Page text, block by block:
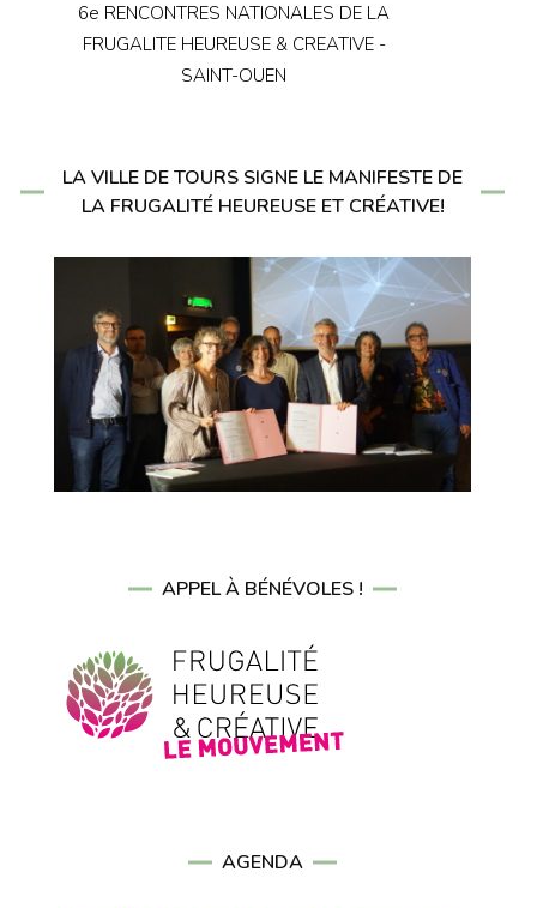
6e RENCONTRES NATIONALES DE LA
FRUGALITE HEUREUSE & CREATIVE -
SAINT-OUEN
LA VILLE DE TOURS SIGNE LE MANIFESTE DE
LA FRUGALITÉ HEUREUSE ET CRÉATIVE!
APPEL À BÉNÉVOLES !
AGENDA